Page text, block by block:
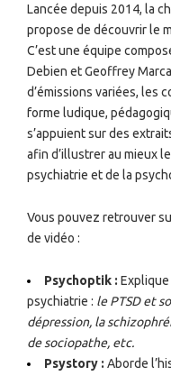
Lancée depuis 2014, la
propose de découvrir le
C’est une équipe
Debien et Geoffrey
d’émissions variées, les
forme ludique,
s’appuient sur des
afin d’illustrer au mieux
psychiatrie et de la
Vous pouvez retrouver
de vidéo :
Psychoptik :
psychiatrie : le PTSD et
dépression, la
de sociopathe, etc.
Psystory : Aborde